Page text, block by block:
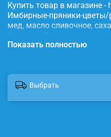
Купить товар в магазине
Имбирные-пряники-
мед, масло сливочное,
белок, имбирь, корица,
Показать полностью
Выбрать